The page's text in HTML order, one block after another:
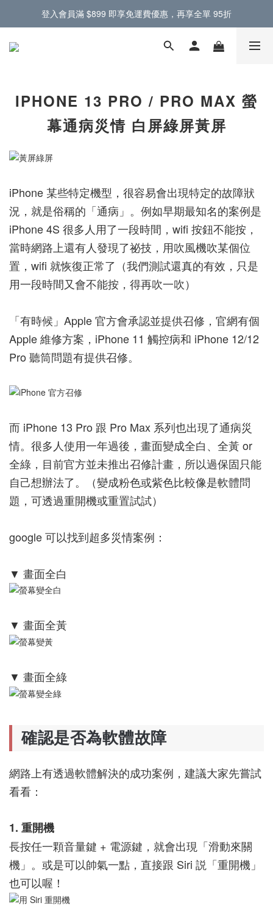
門市提供蘋果原廠零件，電池螢幕現場更換 🔋
門市提供蘋果原廠零件，電池螢幕現場更換 🔋
IPHONE 13 PRO / PRO MAX 螢
幕通病災情 白屏綠屏黃屏
iPhone 某些特定機型，很容易會出現特定的故障狀
況，就是俗稱的「通病」。 例如早期最知名的案例是
iPhone 4S 很多人用了一段時間，wifi 按鈕不能按，
當時網路上還有人發現了祕技，用吹風機吹某個位
置，wifi 就恢復正常了（我們測試還真的有效，只是
用一段時間又會不能按，得再吹一吹）
「有時候」Apple 官方會承認並提供召修， 官網有個
Apple 維修方案，iPhone 11 觸控病和 iPhone 12/12
Pro 聽筒問題有提供召修。
而 iPhone 13 Pro 跟 Pro Max 系列也出現了通病災
情。很多人使用一年過後，畫面變成全白、全黃 or
全綠，目前官方並未推出召修計畫，所以過保固只能
自己想辦法了。（變成粉色或紫色比較像是軟體問
題，可透過重開機或重置試試）
google 可以找到超多災情案例：
▼ 畫面全白
▼ 畫面全黃
▼ 畫面全綠
確認是否為軟體故障
網路上有透過軟體解決的成功案例，建議大家先嘗試
看看：
1. 重開機
長按任一顆音量鍵 + 電源鍵，就會出現「滑動來關
機」。或是可以帥氣一點，直接跟 Siri 説「重開機」
也可以喔！